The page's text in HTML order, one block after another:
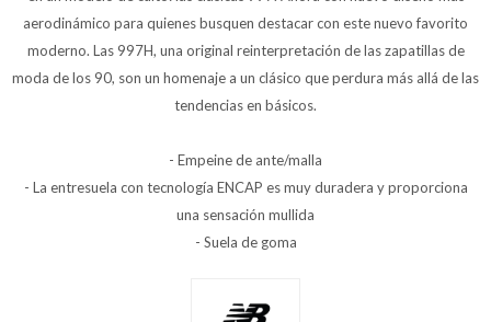
aerodinámico para quienes busquen destacar con este nuevo favorito
moderno. Las 997H, una original reinterpretación de las zapatillas de
moda de los 90, son un homenaje a un clásico que perdura más allá de las
tendencias en básicos.
- Empeine de ante/malla
- La entresuela con tecnología ENCAP es muy duradera y proporciona
una sensación mullida
- Suela de goma